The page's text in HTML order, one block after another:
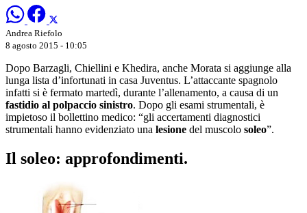
Andrea Riefolo
8 agosto 2015 - 10:05
Dopo Barzagli, Chiellini e Khedira, anche Morata si aggiunge alla
lunga lista d’infortunati in casa Juventus. L’attaccante spagnolo
infatti si è fermato martedì, durante l’allenamento, a causa di un
fastidio al polpaccio sinistro. Dopo gli esami strumentali, è
impietoso il bollettino medico: “gli accertamenti diagnostici
strumentali hanno evidenziato una lesione del muscolo soleo”.
Il soleo: approfondimenti.